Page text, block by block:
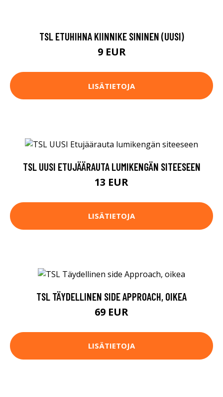
TSL ETUHIHNA KIINNIKE SININEN (UUSI)
9 EUR
LISÄTIETOJA
TSL UUSI ETUJÄÄRAUTA LUMIKENGÄN SITEESEEN
13 EUR
LISÄTIETOJA
TSL TÄYDELLINEN SIDE APPROACH, OIKEA
69 EUR
LISÄTIETOJA